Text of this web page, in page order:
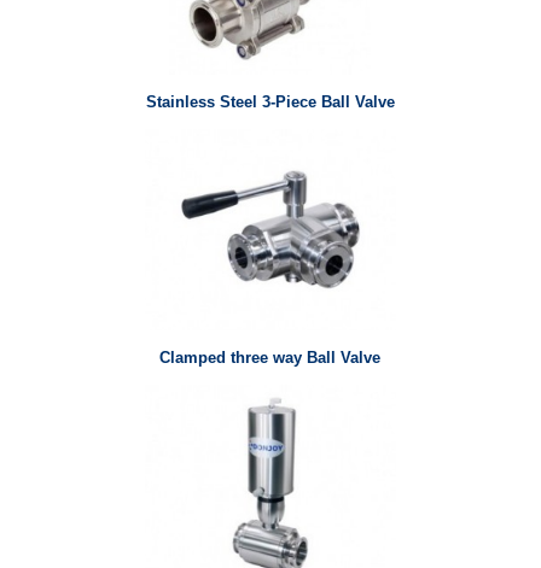
Stainless Steel 3-Piece Ball Valve
Clamped three way Ball Valve